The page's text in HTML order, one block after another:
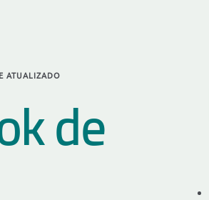
ATUALIZADO
de